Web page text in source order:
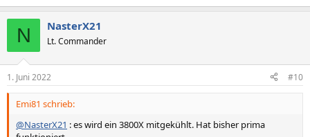
N NasterX21
Lt. Commander
1. Juni 2022 #10
Emi81 schrieb:
@NasterX21 : es wird ein 3800X mitgekühlt. Hat bisher prima